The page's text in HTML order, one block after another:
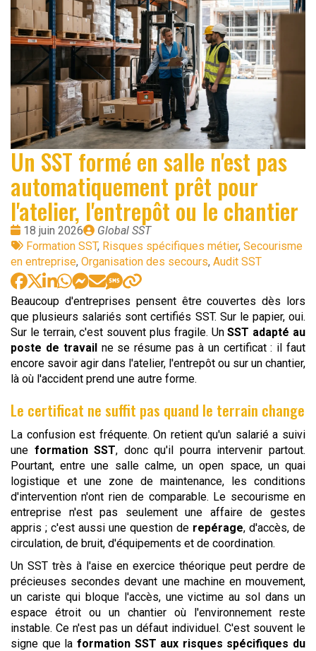
Un SST formé en salle n'est pas
automatiquement prêt pour
l'atelier, l'entrepôt ou le chantier
Date
:
18 juin 2026
Publié
par
Global SST
Tags
:
Formation SST, Risques spécifiques métier, Secourisme
en entreprise, Organisation des secours, Audit SST
Beaucoup d'entreprises pensent être couvertes dès lors
que plusieurs salariés sont certifiés SST. Sur le papier, oui.
Sur le terrain, c'est souvent plus fragile. UnSST adapté au
poste de travailne se résume pas à un certificat : il faut
encore savoir agir dans l'atelier, l'entrepôt ou sur un chantier,
là où l'accident prend une autre forme.
Le certificat ne suffit pas quand le terrain change
La confusion est fréquente. On retient qu'un salarié a suivi
une formation SST, donc qu'il pourra intervenir partout.
Pourtant, entre une salle calme, un open space, un quai
logistique et une zone de maintenance, les conditions
d'intervention n'ont rien de comparable. Le secourisme en
entreprise n'est pas seulement une affaire de gestes
appris ; c'est aussi une question de repérage, d'accès, de
circulation, de bruit, d'équipements et de coordination.
Un SST très à l'aise en exercice théorique peut perdre de
précieuses secondes devant une machine en mouvement,
un cariste qui bloque l'accès, une victime au sol dans un
espace étroit ou un chantier où l'environnement reste
instable. Ce n'est pas un défaut individuel. C'est souvent le
signe que la formation SST aux risques spécifiques du